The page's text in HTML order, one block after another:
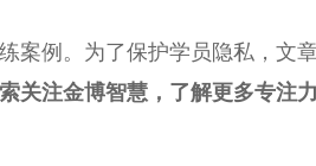
案例。为了保护学员隐私，文
关注金博智慧，了解更多专注力